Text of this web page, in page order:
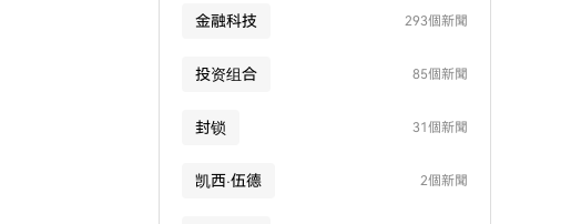
金融科技 293個新聞
投资组合 85個新聞
封锁 31個新聞
凯西·伍德 2個新聞